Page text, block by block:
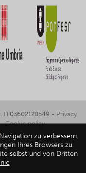
IT03602120549 - Privacy
Cookie policy
zu verbessern:
Ihres Browsers zu
selbst und von Dritten